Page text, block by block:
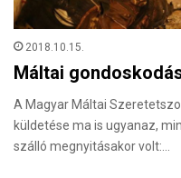
2018.10.15.
Máltai
A Magyar Máltai
küldetése ma is ugyanaz,
szálló megnyitásakor volt:…